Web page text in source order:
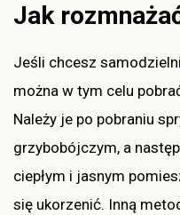
Jak
Jeśli chcesz
można w tym celu
Należy je po pobraniu
grzybobójczym, a
ciepłym i jasnym
się ukorzenić. Inną